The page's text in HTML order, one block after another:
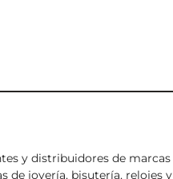
y distribuidores de marcas
de joyería, bisutería, relojes y